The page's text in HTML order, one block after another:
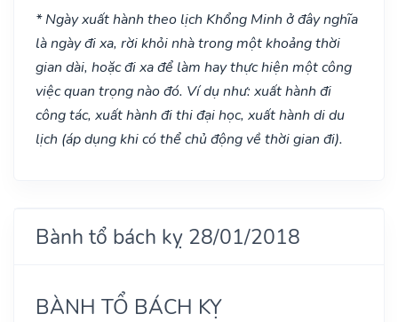
* Ngày xuất hành theo lịch Khổng Minh ở đây nghĩa
là ngày đi xa, rời khỏi nhà trong một khoảng thời
gian dài, hoặc đi xa để làm hay thực hiện một công
việc quan trọng nào đó. Ví dụ như: xuất hành đi
công tác, xuất hành đi thi đại học, xuất hành di du
lịch (áp dụng khi có thể chủ động về thời gian đi).
Bành tổ bách kỵ 28/01/2018
BÀNH TỔ BÁCH KỴ